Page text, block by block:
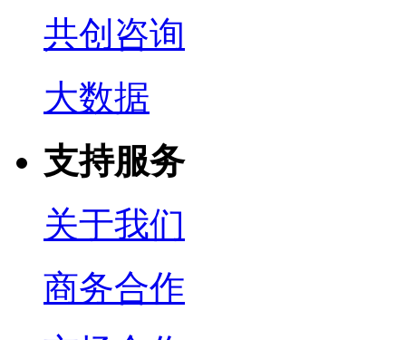
共创咨询
大数据
支持服务
关于我们
商务合作